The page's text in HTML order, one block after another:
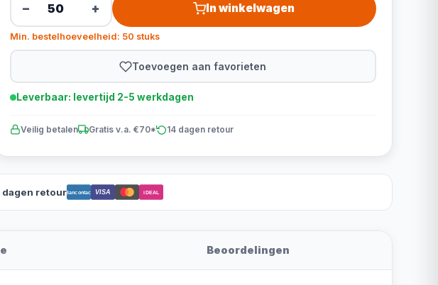
− + In winkelwagen
Min. bestelhoeveelheid: 50 stuks
Toevoegen aan favorieten
Leverbaar: levertijd 2-5 werkdagen
Veilig betalen Gratis v.a. €70* 14 dagen retour
dagen retourBancontact VISA iDEAL
Beoordelingen